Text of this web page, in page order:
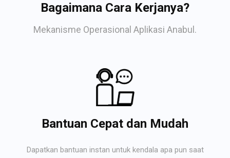
Bagaimana Cara Kerjanya?
Mekanisme Operasional Aplikasi Anabul.
Bantuan Cepat dan Mudah
Dapatkan bantuan instan untuk kendala apa pun saat